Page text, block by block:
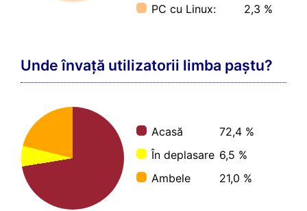
PC cu Linux:
2,3 %
Unde învață utilizatorii limba paștu?
Acasă
72,4 %
În deplasare 6,5 %
Ambele
21,0 %